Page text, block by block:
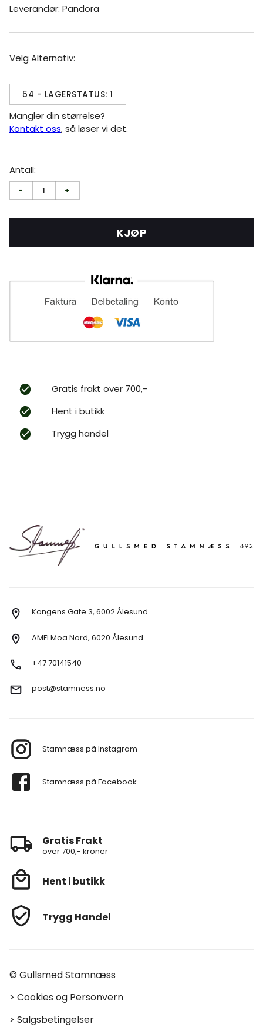
Leverandør: Pandora
Velg Alternativ:
54 - LAGERSTATUS: 1
Mangler din størrelse?
Kontakt oss, så løser vi det.
Antall:
- 1 +
KJØP
Gratis frakt over 700,-
Hent i butikk
Trygg handel
Kongens Gate 3, 6002 Ålesund
AMFI Moa Nord, 6020 Ålesund
+47 70141540
post@stamness.no
Stamnæss på Instagram
Stamnæss på Facebook
Gratis Frakt
over 700,- kroner
Hent i butikk
Trygg Handel
© Gullsmed Stamnæss
> Cookies og Personvern
> Salgsbetingelser